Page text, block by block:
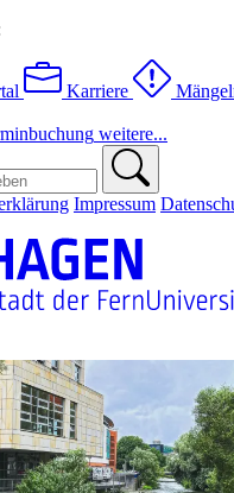
Karriere
weitere...
Impressum